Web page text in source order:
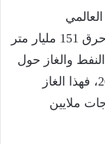
والاقتصادي والبيئي، ففي عام 2024 تم حرق 151 مليار متر
والغاز حول
العالم، وهي النسبة الأعلى منذ عام 2007، فهذا الغاز
ملايين